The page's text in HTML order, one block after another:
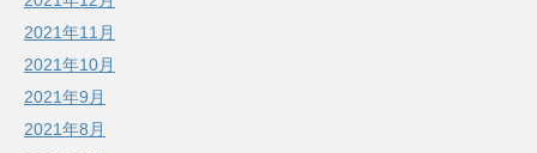
2021年11月
2021年10月
2021年9月
2021年8月